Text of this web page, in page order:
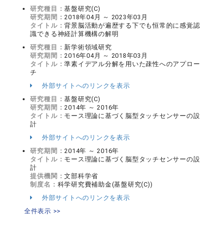
研究種目：基盤研究(C)
研究期間：2018年04月 ～ 2023年03月
タイトル：背景脳活動が遍歴する下でも恒常的に感覚認
識できる神経計算機構の解明
研究種目： 新学術領域研究
研究期間：2016年04月 ～ 2018年03月
タイトル：準素イデアル分解を用いた疎性へのアプロー
チ
外部サイトへのリンクを表示
研究種目：基盤研究(C)
研究期間：2014年 ～ 2016年
タイトル： モース理論に基づく脳型タッチセンサーの設
計
外部サイトへのリンクを表示
研究期間：2014年 ～ 2016年
タイトル： モース理論に基づく脳型タッチセンサーの設
計
提供機関：文部科学省
制度名： 科学研究費補助金(基盤研究(C))
外部サイトへのリンクを表示
全件表示 >>